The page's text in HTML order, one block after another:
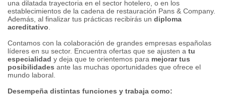
una dilatada trayectoria en el sector hotelero, o en los
establecimientos de la cadena de restauración Pans & Company.
Además, al finalizar tus prácticas recibirás un diploma
acreditativo
Contamos con la colaboración de grandes empresas españolas
líderes en su sector. Encuentra ofertas que se ajusten a tu
especialidad y deja que te orientemos para mejorar tus
posibilidades ante las muchas oportunidades que ofrece el
mundo laboral.
Desempeña distintas funciones y trabaja como: